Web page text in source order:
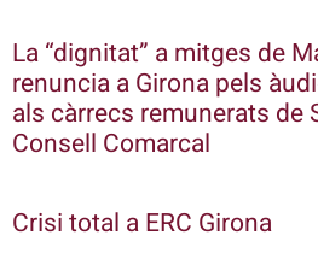
La “dignitat” a mitges de
renuncia a Girona pels
als càrrecs remunerats de
Consell Comarcal
Crisi total a ERC Girona